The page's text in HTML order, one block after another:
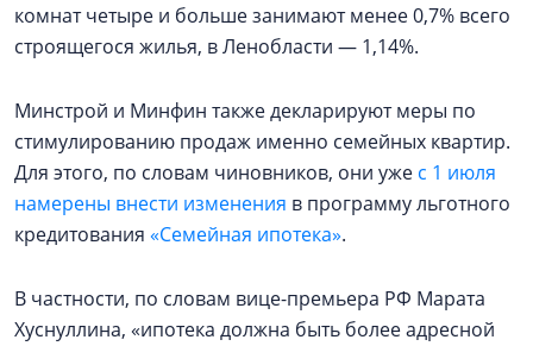
комнат четыре и больше занимают менее 0,7% всего
строящегося жилья, в Ленобласти — 1,14%.
Минстрой и Минфин также декларируют меры по
стимулированию продаж именно семейных квартир.
Для этого, по словам чиновников, они уже с 1 июля
намерены внести изменения в программу льготного
кредитования «Семейная ипотека».
В частности, по словам вице-премьера РФ Марата
Хуснуллина, «ипотека должна быть более адресной